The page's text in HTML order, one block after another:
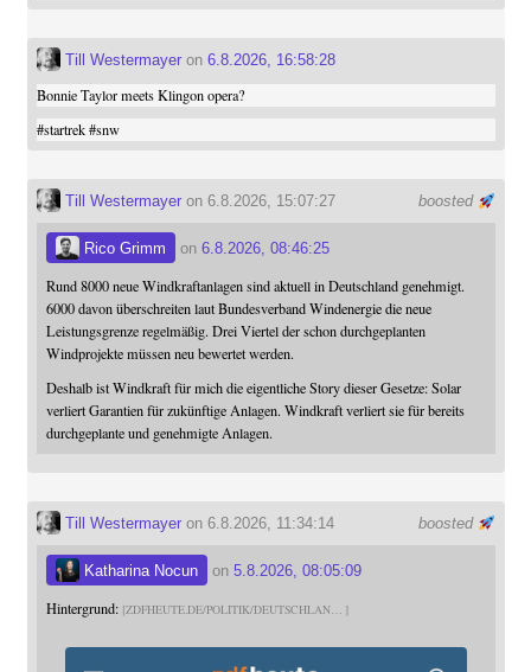
Till Westermayeron 6.8.2026, 16:58:28
Bonnie Taylor meets Klingon opera?
#startrek #snw
boosted
Till Westermayeron 6.8.2026, 15:07:27
Rico Grimm on 6.8.2026, 08:46:25
Rund 8000 neue Windkraftanlagen sind aktuell in Deutschland genehmigt.
6000 davon überschreiten laut Bundesverband Windenergie die neue
Leistungsgrenze regelmäßig. Drei Viertel der schon durchgeplanten
Windprojekte müssen neu bewertet werden.
Deshalb ist Windkraft für mich die eigentliche Story dieser Gesetze: Solar
verliert Garantien für zukünftige Anlagen. Windkraft verliert sie für bereits
durchgeplante und genehmigte Anlagen.
boosted
Till Westermayeron 6.8.2026, 11:34:14
Katharina Nocun on 5.8.2026, 08:05:09
Hintergrund: ZDFHEUTE.DE/POLITIK/DEUTSCHLAN